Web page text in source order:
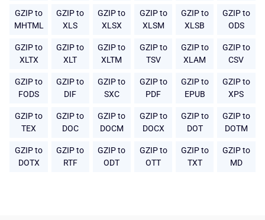
GZIP to
MHTML
GZIP to
XLS
GZIP to
XLSX
GZIP to
XLSM
GZIP to
XLSB
GZIP to
ODS
GZIP to
XLTX
GZIP to
XLT
GZIP to
XLTM
GZIP to
TSV
GZIP to
XLAM
GZIP to
CSV
GZIP to
FODS
GZIP to
DIF
GZIP to
SXC
GZIP to
PDF
GZIP to
EPUB
GZIP to
XPS
GZIP to
TEX
GZIP to
DOC
GZIP to
DOCM
GZIP to
DOCX
GZIP to
DOT
GZIP to
DOTM
GZIP to
DOTX
GZIP to
RTF
GZIP to
ODT
GZIP to
OTT
GZIP to
TXT
GZIP to
MD